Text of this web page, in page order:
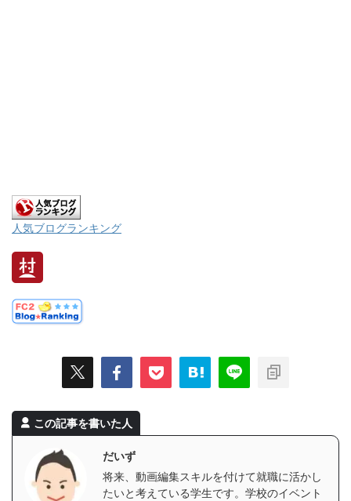
人気ブログランキング
この記事を書いた人
だいず
将来、動画編集スキルを付けて就職に活かし
たいと考えている学生です。学校のイベント